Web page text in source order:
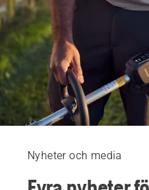
Nyheter och media